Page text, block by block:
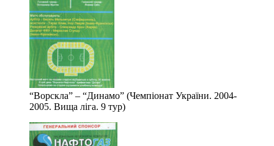
“Ворскла” – “Динамо” (Чемпіонат України. 2004-
2005. Вища ліга. 9 тур)